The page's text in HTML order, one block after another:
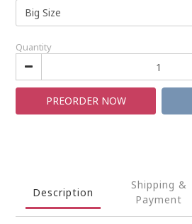
Quantity
PREORDER NOW
Description
Shipping &
Payment